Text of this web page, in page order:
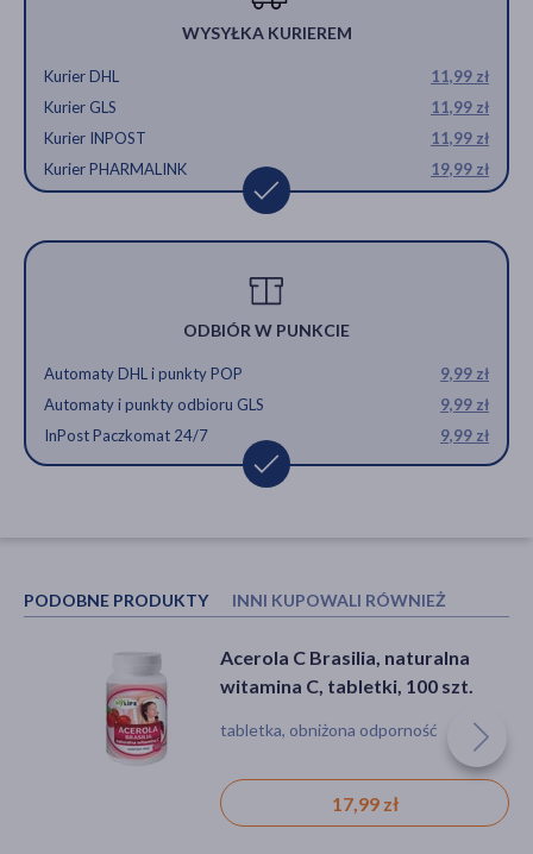
WYSYŁKA KURIEREM
Kurier DHL
11,99 zł
Kurier GLS
11,99 zł
Kurier INPOST
11,99 zł
Kurier PHARMALINK
19,99 zł
ODBIÓR W PUNKCIE
Automaty DHL i punkty POP
9,99 zł
Automaty i punkty odbioru GLS
9,99 zł
InPost Paczkomat 24/7
9,99 zł
PODOBNE PRODUKTY INNI KUPOWALI RÓWNIEŻ
Acerola C Brasilia, naturalna
witamina C, tabletki, 100 szt.
tabletka, obniżona odporność
17,99 zł
Olimp Gold-Vit C1000 Forte,
kapsułki, 30 szt.
kapsułki, odporność, niedobór witamin
23,69 zł